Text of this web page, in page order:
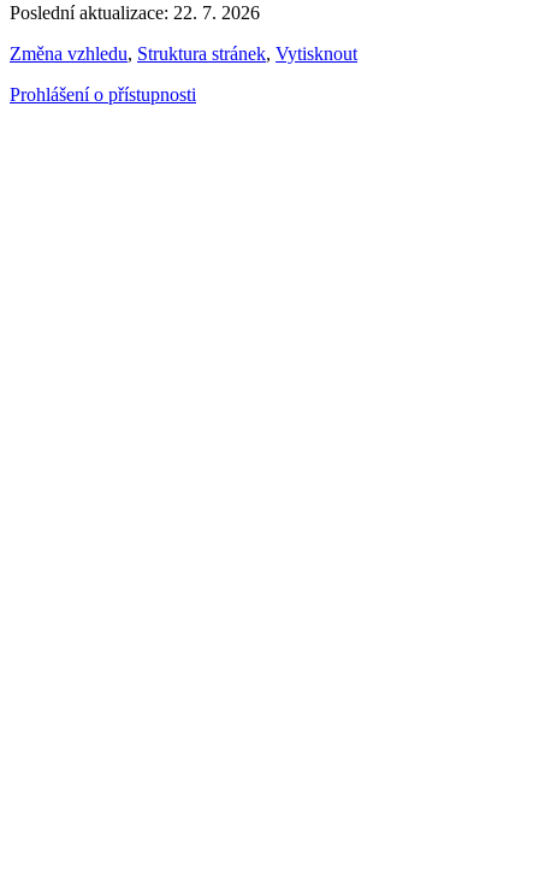
Poslední aktualizace: 22. 7. 2026
Změna vzhledu, Struktura stránek, Vytisknout
Prohlášení o přístupnosti